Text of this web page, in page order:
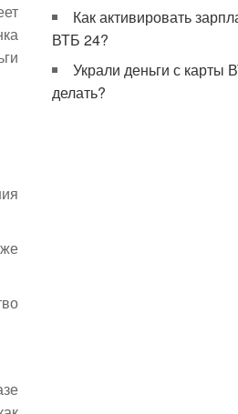
Как активировать
ВТБ 24?
Украли деньги с карты
делать?